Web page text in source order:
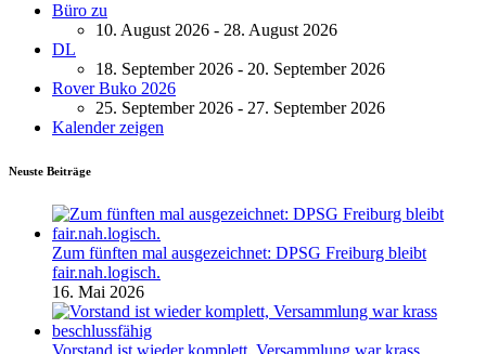
Büro zu
10. August 2026 - 28. August 2026
DL
18. September 2026 - 20. September 2026
Rover Buko 2026
25. September 2026 - 27. September 2026
Kalender zeigen
Neuste Beiträge
Zum fünften mal ausgezeichnet: DPSG Freiburg bleibt
fair.nah.logisch.
16. Mai 2026